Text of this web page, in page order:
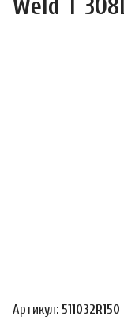
Weld T
Артикул: 511032R150